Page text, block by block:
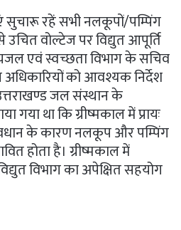
रहें सभी नलकूपों/पम्पिंग
वोल्टेज पर विद्युत आपूर्ति
एवं स्वच्छता विभाग के सचिव
अधिकारियों को आवश्यक निर्देश
जल संस्थान के
था कि ग्रीष्मकाल में प्रायः
के कारण नलकूप और पम्पिंग
होता है। ग्रीष्मकाल में
विभाग का अपेक्षित सहयोग